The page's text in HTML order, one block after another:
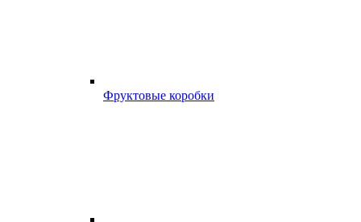
Фруктовые коробки